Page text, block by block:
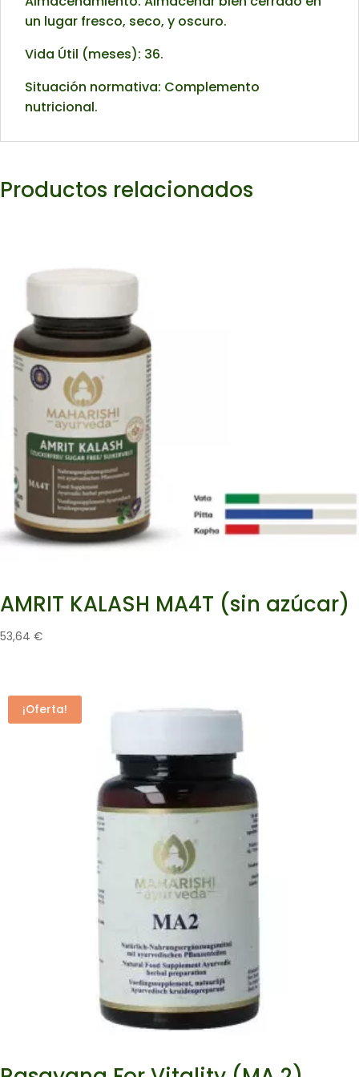
un lugar fresco, seco, y oscuro.
Vida Útil (meses): 36.
Situación normativa: Complemento
nutricional.
Productos relacionados
AMRIT KALASH MA4T (sin azúcar)
53,64 €
¡Oferta!